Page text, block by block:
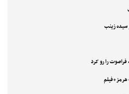
سیده زینب
را رو کرد